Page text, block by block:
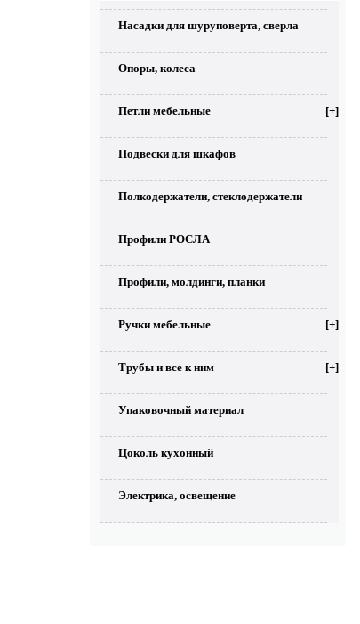
Насадки для шуруповерта, сверла
Опоры, колеса
Петли мебельные [+]
Подвески для шкафов
Полкодержатели, стеклодержатели
Профили РОСЛА
Профили, молдинги, планки
Ручки мебельные [+]
Трубы и все к ним [+]
Упаковочный материал
Цоколь кухонный
Электрика, освещение